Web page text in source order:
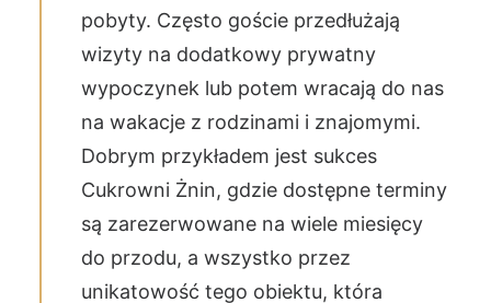
pobyty. Często goście przedłużają
wizyty na dodatkowy prywatny
wypoczynek lub potem wracają do nas
na wakacje z rodzinami i znajomymi.
Dobrym przykładem jest sukces
Cukrowni Żnin, gdzie dostępne terminy
są zarezerwowane na wiele miesięcy
do przodu, a wszystko przez
unikatowość tego obiektu, która